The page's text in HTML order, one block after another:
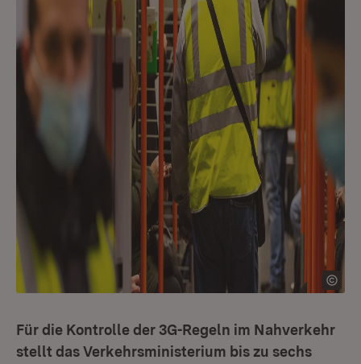
Für die Kontrolle der 3G-Regeln im Nahverkehr
stellt das Verkehrsministerium bis zu sechs